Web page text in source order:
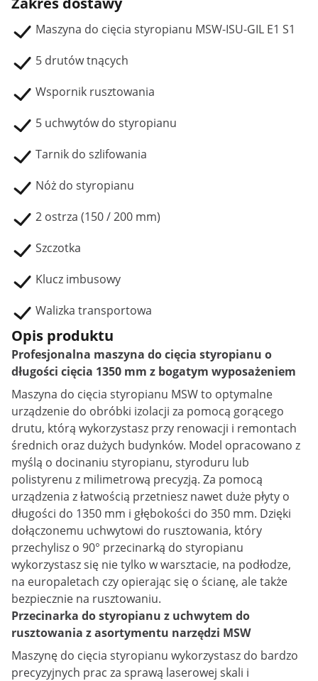
Maszyna do cięcia styropianu MSW-ISU-GIL E1 S1
5 drutów tnących
Wspornik rusztowania
5 uchwytów do styropianu
Tarnik do szlifowania
Nóż do styropianu
2 ostrza (150 / 200 mm)
Szczotka
Klucz imbusowy
Walizka transportowa
Opis produktu
Profesjonalna maszyna do cięcia styropianu o
długości cięcia 1350 mm z bogatym wyposażeniem
Maszyna do cięcia styropianu MSW to optymalne
urządzenie do obróbki izolacji za pomocą gorącego
drutu, którą wykorzystasz przy renowacji i remontach
średnich oraz dużych budynków. Model opracowano z
myślą o docinaniu styropianu, styroduru lub
polistyrenu z milimetrową precyzją. Za pomocą
urządzenia z łatwością przetniesz nawet duże płyty o
długości do 1350 mm i głębokości do 350 mm. Dzięki
dołączonemu uchwytowi do rusztowania, który
przechylisz o 90° przecinarką do styropianu
wykorzystasz się nie tylko w warsztacie, na podłodze,
na europaletach czy opierając się o ścianę, ale także
bezpiecznie na rusztowaniu.
Przecinarka do styropianu z uchwytem do
rusztowania z asortymentu narzędzi MSW
Maszynę do cięcia styropianu wykorzystasz do bardzo
precyzyjnych prac za sprawą laserowej skali i